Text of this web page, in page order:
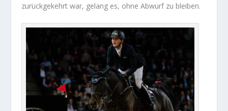
zurückgekehrt war, gelang es, ohne Abwurf zu bleiben.